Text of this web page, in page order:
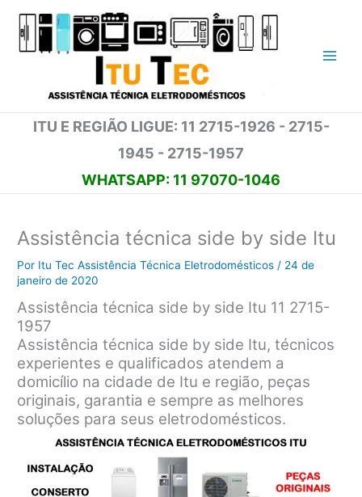
para
ITU E REGIÃO LIGUE: 11 2715-1926 - 2715-
1945 - 2715-1957
WHATSAPP: 11 97070-1046
Assistência técnica side by side Itu
Por Itu Tec Assistência Técnica Eletrodomésticos / 24 de
janeiro de 2020
Assistência técnica side by side Itu 11 2715-
1957
Assistência técnica side by side Itu, técnicos
experientes e qualificados atendem a
domicílio na cidade de Itu e região, peças
originais, garantia e sempre as melhores
soluções para seus eletrodomésticos.